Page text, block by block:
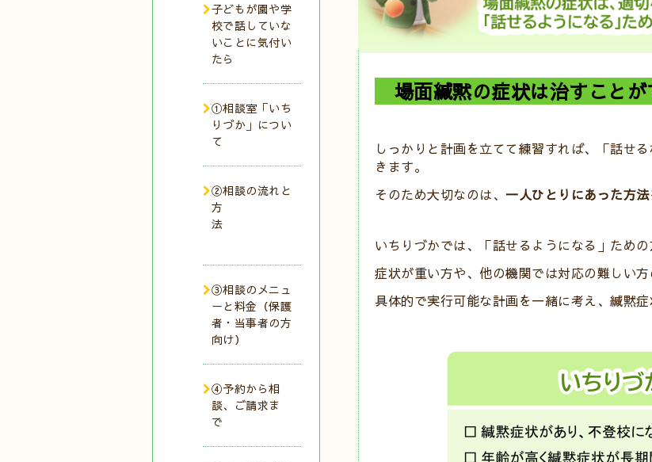
場面緘黙の症状は治すことが
しっかりと計画を立てて練習すれば、「話せ
きます。
そのため大切なのは、 一人ひとりにあった方
いちりづかでは、「話せるようになる」ため
症状が重い方や、他の機関では対応の難しい方
具体的で実行可能な計画を一緒に考え、緘黙症
子どもが園や学
校で話していな
いことに気付い
たら
①相談室「いち
りづか」につい
て
②相談の流れと
方
法
③相談のメニュ
ーと料金（保護
者・当事者の方
向け）
④予約から相
談、ご請求ま
で